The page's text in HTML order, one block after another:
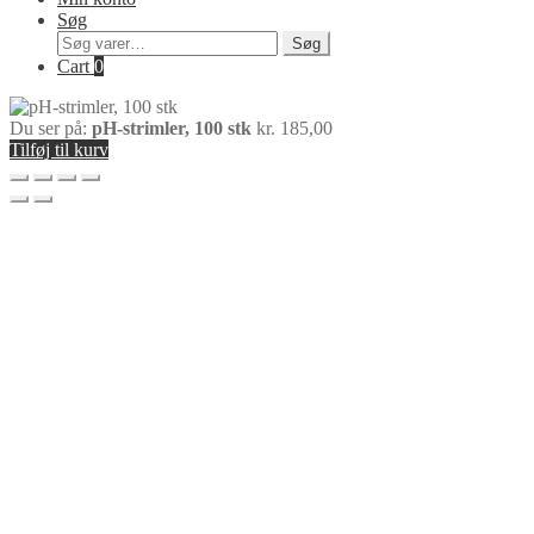
Søg
Søg
efter:
Søg
Cart 0
Du ser på: pH-strimler, 100 stk kr. 185,00
Tilføj til kurv